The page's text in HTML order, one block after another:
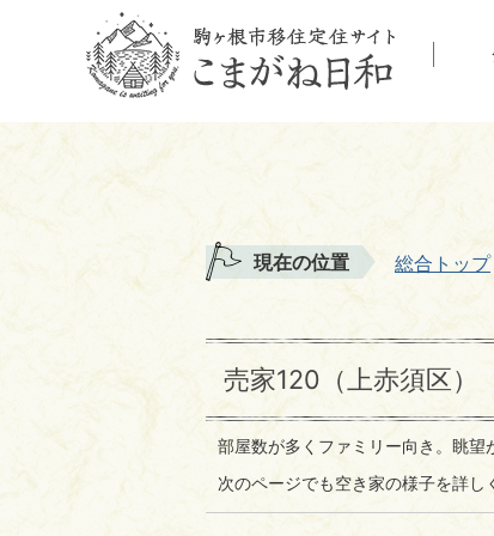
現在の位置 総合トップ
売家120（上赤須区）
部屋数が多くファミリー向き。眺望
次のページでも空き家の様子を詳し